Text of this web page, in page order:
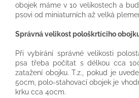
obojek máme v 10 velikostech a
psovi od miniaturních až velká
Správná velikost pološkrtíciho
Při vybírání správné velikosti
psa třeba počítat s délkou cca
zatažení obojku. T.z., pokud je
50cm, polo-stahovací obojek je
krku cca 40cm.